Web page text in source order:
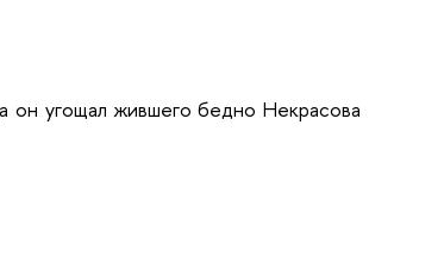
он угощал жившего бедно Некрасова